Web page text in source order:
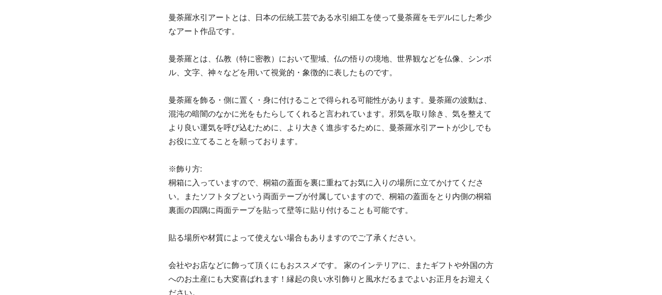
曼荼羅水引アートとは、日本の伝統工芸である水引細工を使って曼荼羅をモデルにした希少
なアート作品です。
曼荼羅とは、仏教（特に密教）において聖域、仏の悟りの境地、世界観などを仏像、シンボ
ル、文字、神々などを用いて視覚的・象徴的に表したものです。
曼荼羅を飾る・側に置く・身に付けることで得られる可能性があります。曼荼羅の波動は、
混沌の暗闇のなかに光をもたらしてくれると言われています。邪気を取り除き、気を整えて
より良い運気を呼び込むために、より大きく進歩するために、曼荼羅水引アートが少しでも
お役に立てることを願っております。
※飾り方:
桐箱に入っていますので、桐箱の蓋面を裏に重ねてお気に入りの場所に立てかけてくださ
い。またソフトタブという両面テープが付属していますので、桐箱の蓋面をとり内側の桐箱
裏面の四隅に両面テープを貼って壁等に貼り付けることも可能です。
貼る場所や材質によって使えない場合もありますのでご了承ください。
会社やお店などに飾って頂くにもおススメです。 家のインテリアに、またギフトや外国の方
へのお土産にも大変喜ばれます！縁起の良い水引飾りと風水だるまでよいお正月をお迎えく
ださい。